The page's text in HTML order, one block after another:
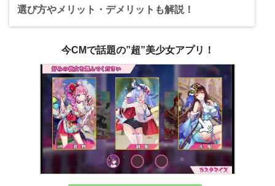
選び方やメリット・デメリットも解説！
今CMで話題の”超”美少女アプリ！